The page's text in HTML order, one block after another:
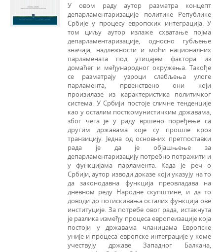
У овом раду аутор разматра концепт
депарламентаризације политике Републике
Србије у процесу европских интеграција. У
том циљу аутор излаже схватање појма
депарламентаризације, односно губљење
значаја, надлежности и моћи националних
парламената под утицајем фактора из
домаћег и међународног окружења. Такође
се разматрају узроци слабљења улоге
парламента, првенствено они који
произилазе из карактеристика политичког
система. У Србији постоје сличне тенденције
као у осталим посткомунистичким државама,
због чега је у раду вршено поређење са
другим државама које су прошле кроз
транзицију. Једна од основних претпоставки
рада је да је објашњење за
депарламентаризацију потребно потражити и
у функцијама парламента. Када је реч о
Србији, аутор изводи доказе који указују на то
да законодавна функција преовладава на
дневном реду Народне скупштине, и да то
доводи до потискивања осталих функција ове
институције. За потребе овог рада, истакнута
је разлика између процеса европеизације која
постоји у државама чланицама Европске
уније и про­цеса европске интеграције у коме
учествују државе Западног Балкана,